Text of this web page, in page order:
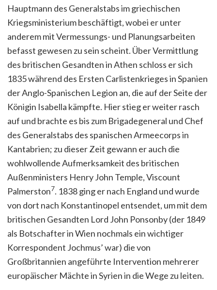
Hauptmann des Generalstabs im griechischen
Kriegsministerium beschäftigt, wobei er unter
anderem mit Vermessungs- und Planungsarbeiten
befasst gewesen zu sein scheint. Über Vermittlung
des britischen Gesandten in Athen schloss er sich
1835 während des Ersten Carlistenkrieges in Spanien
der Anglo-Spanischen Legion an, die auf der Seite der
Königin Isabella kämpfte. Hier stieg er weiter rasch
auf und brachte es bis zum Brigadegeneral und Chef
des Generalstabs des spanischen Armeecorps in
Kantabrien; zu dieser Zeit gewann er auch die
wohlwollende Aufmerksamkeit des britischen
Außenministers Henry John Temple, Viscount
Palmerston7. 1838 ging er nach England und wurde
von dort nach Konstantinopel entsendet, um mit dem
britischen Gesandten Lord John Ponsonby (der 1849
als Botschafter in Wien nochmals ein wichtiger
Korrespondent Jochmus’ war) die von
Großbritannien angeführte Intervention mehrerer
europäischer Mächte in Syrien in die Wege zu leiten.